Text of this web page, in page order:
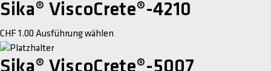
has
options
Sika® ViscoCrete®-4210
CHF 1.00 Ausführung wählen
has